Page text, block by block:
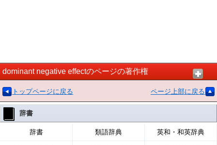
dominant negative effectのページの著作権
トップページに戻る ページ上部に戻る
辞書
辞書 類語辞典 英和・和英辞典